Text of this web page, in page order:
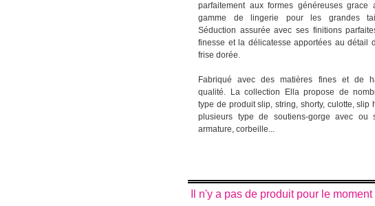
parfaitement aux formes généreuses grace
gamme de lingerie pour les grandes
Séduction assurée avec ses finitions
finesse et la délicatesse apportées au détail
frise dorée.
Fabriqué avec des matières fines et de
qualité. La collection Ella propose de
type de produit slip, string, shorty, culotte, slip
plusieurs type de soutiens-gorge avec ou
armature, corbeille...
Il n'y a pas de produit pour le